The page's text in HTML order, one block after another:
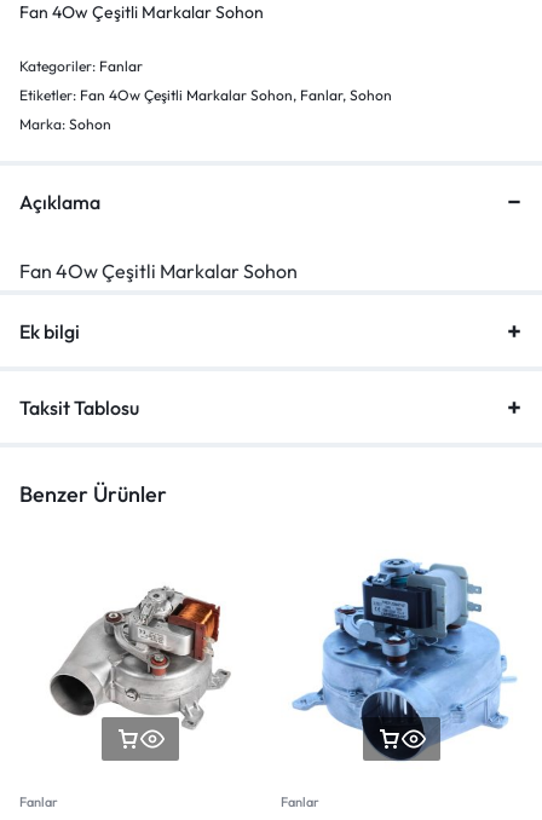
Fan 4Ow Çeşitli Markalar Sohon
Kategoriler: Fanlar
Etiketler: Fan 4Ow Çeşitli Markalar Sohon, Fanlar, Sohon
Marka: Sohon
Açıklama
Fan 4Ow Çeşitli Markalar Sohon
Ek bilgi
Taksit Tablosu
Benzer Ürünler
Fanlar Fanlar